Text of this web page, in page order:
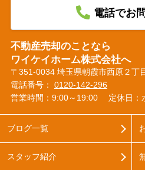
電話でお
不動産売却のことなら
ワイケイホーム株式会社へ
〒351-0034 埼玉県朝霞市西原２丁
電話番号： 0120-142-296
営業時間：9:00～19:00
定休日：
ブログ一覧
スタッフ紹介